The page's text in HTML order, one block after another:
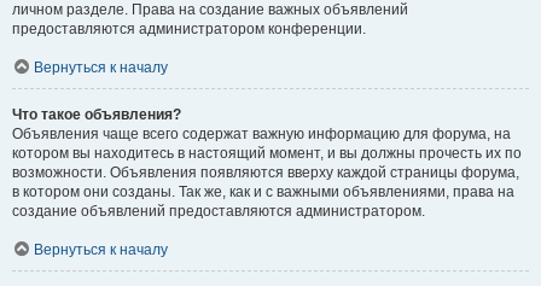
личном разделе. Права на создание важных объявлений
предоставляются администратором конференции.
Вернуться к началу
Что такое объявления?
Объявления чаще всего содержат важную информацию для форума, на
котором вы находитесь в настоящий момент, и вы должны прочесть их по
возможности. Объявления появляются вверху каждой страницы форума,
в котором они созданы. Так же, как и с важными объявлениями, права на
создание объявлений предоставляются администратором.
Вернуться к началу